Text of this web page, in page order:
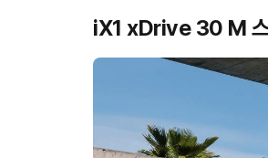
iX1 xDrive 30 M 스